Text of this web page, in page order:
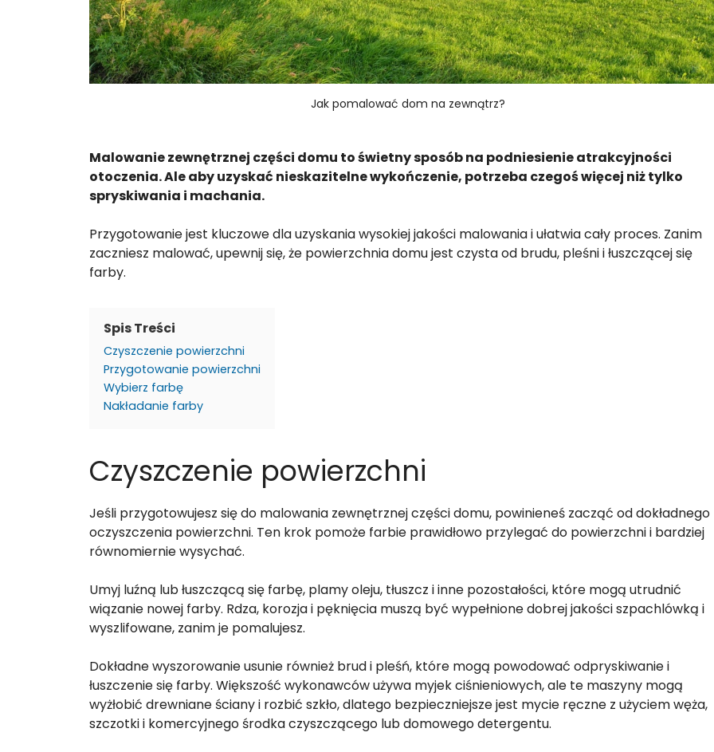
Jak pomalować dom na zewnątrz?
Malowanie zewnętrznej części domu to świetny sposób na podniesienie atrakcyjności
otoczenia. Ale aby uzyskać nieskazitelne wykończenie, potrzeba czegoś więcej niż tylko
spryskiwania i machania.
Przygotowanie jest kluczowe dla uzyskania wysokiej jakości malowania i ułatwia cały proces. Zanim
zaczniesz malować, upewnij się, że powierzchnia domu jest czysta od brudu, pleśni i łuszczącej się
farby.
Spis Treści
Czyszczenie powierzchni
Przygotowanie powierzchni
Wybierz farbę
Nakładanie farby
Czyszczenie powierzchni
Jeśli przygotowujesz się do malowania zewnętrznej części domu, powinieneś zacząć od dokładnego
oczyszczenia powierzchni. Ten krok pomoże farbie prawidłowo przylegać do powierzchni i bardziej
równomiernie wysychać.
Umyj luźną lub łuszczącą się farbę, plamy oleju, tłuszcz i inne pozostałości, które mogą utrudnić
wiązanie nowej farby. Rdza, korozja i pęknięcia muszą być wypełnione dobrej jakości szpachlówką i
wyszlifowane, zanim je pomalujesz.
Dokładne wyszorowanie usunie również brud i pleśń, które mogą powodować odpryskiwanie i
łuszczenie się farby. Większość wykonawców używa myjek ciśnieniowych, ale te maszyny mogą
wyżłobić drewniane ściany i rozbić szkło, dlatego bezpieczniejsze jest mycie ręczne z użyciem węża,
szczotki i komercyjnego środka czyszczącego lub domowego detergentu.